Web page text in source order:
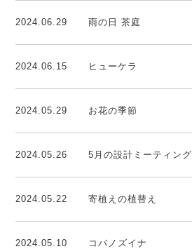
2024.06.29 雨の日 茶庭
2024.06.15 ヒューケラ
2024.05.29 お花の季節
2024.05.26 5月の設計ミーティング
2024.05.22 寄植えの植替え
2024.05.10 コバノズイナ